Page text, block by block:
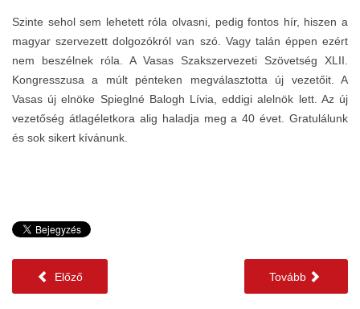
Szinte sehol sem lehetett róla olvasni, pedig fontos hír, hiszen a
magyar szervezett dolgozókról van szó. Vagy talán éppen ezért
nem beszélnek róla. A Vasas Szakszervezeti Szövetség XLII.
Kongresszusa a múlt pénteken megválasztotta új vezetőit. A
Vasas új elnöke Spieglné Balogh Lívia, eddigi alelnök lett. Az új
vezetőség átlagéletkora alig haladja meg a 40 évet. Gratulálunk
és sok sikert kívánunk.
Előző Tovább